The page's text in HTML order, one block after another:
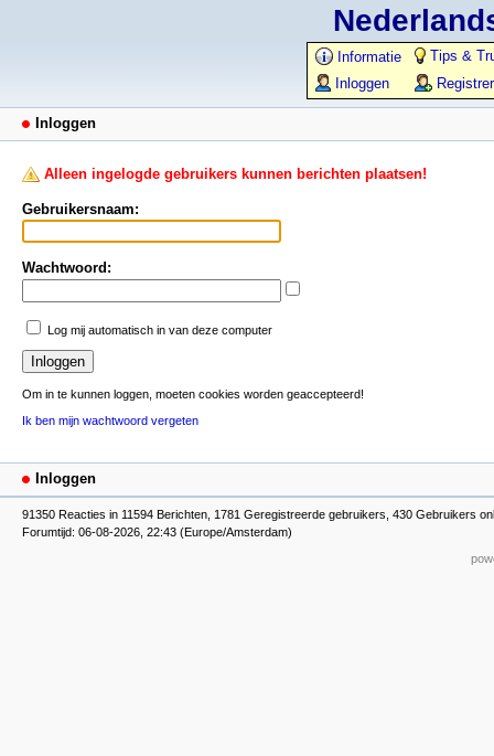
Informatie
Tips &
Inloggen
Inloggen
Alleen ingelogde gebruikers kunnen berichten plaatsen!
Gebruikersnaam:
Wachtwoord:
Log mij automatisch in van deze computer
Om in te kunnen loggen, moeten cookies worden geaccepteerd!
Ik ben mijn wachtwoord vergeten
Inloggen
91350 Reacties in 11594 Berichten, 1781 Geregistreerde gebruikers, 430 Gebruikers
Forumtijd: 06-08-2026, 22:43 (Europe/Amsterdam)